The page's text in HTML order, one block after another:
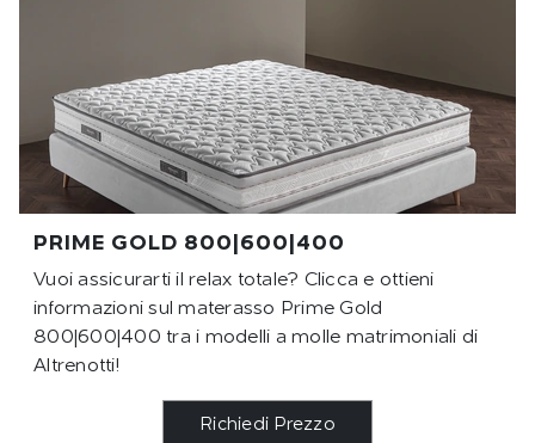
PRIME GOLD 800|600|400
Vuoi assicurarti il relax totale? Clicca e ottieni
informazioni sul materasso Prime Gold
800|600|400 tra i modelli a molle matrimoniali di
Altrenotti!
Richiedi Prezzo